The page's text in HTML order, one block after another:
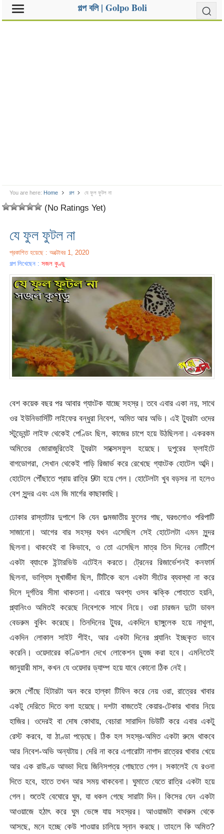
গল্প বলি | Golpo Boli
You are here: Home গল্প যে ফুল ফুটল না
(No Ratings Yet)
যে ফুল ফুটল না
প্রকাশিত হয়েছে : অক্টোবর 1, 2020
গল্প লিখেছেন :সজল কুণ্ডু
বেশ কয়েক বছর পর আবার গ্যাংটক যাচ্ছে সহস্র। তবে এবার একা নয়, সাথে
ওর ইউনিভার্সিটি লাইফের বন্ধুরা নিবেশ, অমিত আর অভি। এই ট্যুরটা ওদের
স্টুড্যেন্ট লাইফ থেকেই পেণ্ডিং ছিল, কাজের চাপে হয়ে উঠছিলনা। একরকম
অমিতের জোরাজুরিতেই ট্যুরটা সাক্সেসফুল হয়েছে। দুপুরের ফ্লাইটে
বাগডোগরা, সেখান থেকেই গাড়ি রিজার্ভ করে রেখেছে গ্যাংটক হোটেল অব্দি।
হোটেলে পৌঁছাতে প্রায় রাত্রি 9টা হয়ে গেল। হোটেলটা খুব বড়সর না হলেও
বেশ সুন্দর এবং এম জি মার্গের কাছাকাছি।
ঢোকার রাস্তাটার দুপাশে কি যেন গুল্মজাতীয় ফুলের গাছ, ঘরগুলোও পরিপাটি
সাজানো। আগের বার সহস্র যখন এসেছিল সেই হোটেলটা এমন সুন্দর
ছিলনা। থাকবেই বা কিভাবে, ও তো এসেছিল মাত্র তিন দিনের নোটিশে
একটা ব্যাংকে ইন্টারভিউ এটেইন করতে। ট্রেনের রিজার্ভেশনই কনফার্ম
ছিলনা, ভাগ্যিস মূখার্জীদা ছিল, টিটিকে বলে একটা সীটের ব্যবস্থা না করে
দিলে দূর্গতির সীমা থাকতনা। এবারে অবশ্য ওসব ঝক্কি পোহাতে হয়নি,
প্ল্যানিংও অমিতই করেছে নিবেশকে সাথে নিয়ে। ওরা চারজন দুটো ডাবল
বেডরুম বুকিং করেছে। তিনদিনের ট্যুর, একদিনে ছাঙ্গুলেক হয়ে নাথুলা,
একদিন লোকাল সাইট শীইং, আর একটা দিনের প্ল্যানিং ইচ্ছকৃত ভাবে
করেনি। ওয়েদারের কণ্ডিশান দেখে লোকেশন চ্যুজ করা হবে। এমনিতেই
জানুয়ারী মাস, কখন যে ওয়েদার ড্যাম্প হয়ে যাবে কোনো ঠিক নেই।
রুমে পৌঁছে হিটারটা অন করে হাল্কা টিফিন করে নেয় ওরা, রাত্রের খাবার
একটু দেরিতে দিতে বলা হয়েছে। দশটা বাজতেই কেয়ার-টেকার খাবার নিয়ে
হাজির। ওদেরই বা দোষ কোথায়, বেচারা সারাদিন ডিউটি করে এবার একটু
রেস্ট করবে, যা ঠাণ্ডা পড়েছে। ঠিক হল সহস্র-অমিত একটা রুমে থাকবে
আর নিবেশ-অভি অন্যটায়। দেরি না করে এগারোটা নাগাদ রাত্রের খাবার খেয়ে
আর এক রাউণ্ড আড্ডা দিয়ে জিনিসপত্র গোছাতে গেল। সকালেই যে রওনা
দিতে হবে, হাতে তখন আর সময় থাকবেনা। ঘুমাতে যেতে রাত্রি একটা হয়ে
গেল। শুতেই বেঘোরে ঘুম, যা ধকল গেছে সারাটা দিন। কিসের যেন একটা
আওয়াজে হঠাৎ করে ঘুম ভেঙ্গে যায় সহস্রর। আওয়াজটা বাথরুম থেকে
আসছে, মনে হচ্ছে কেউ শাওয়ার চালিয়ে স্নান করছে। তাহলে কি অমিত?